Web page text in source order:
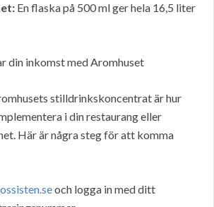
En flaska på 500 ml ger hela 16,5 liter
din inkomst med Aromhuset
stilldrinkskoncentrat är hur
i din restaurang eller
Här är några steg för att komma
och logga in med ditt